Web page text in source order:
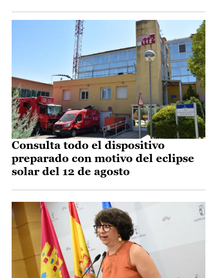
Consulta todo el dispositivo
preparado con motivo del eclipse
solar del 12 de agosto